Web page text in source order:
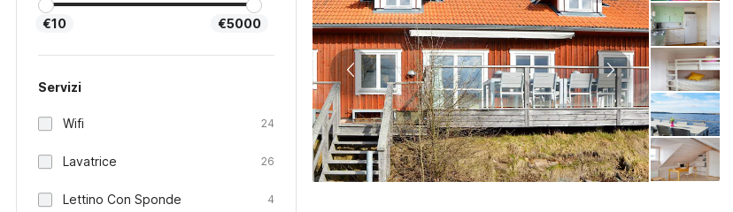
€10 €5000
Servizi
Wifi 24
Lavatrice 26
Lettino Con Sponde 4